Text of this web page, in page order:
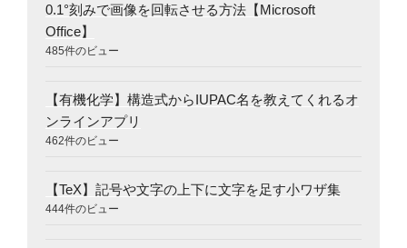
0.1°刻みで画像を回転させる方法【Microsoft
Office】
485件のビュー
【有機化学】構造式からIUPAC名を教えてくれるオ
ンラインアプリ
462件のビュー
【TeX】記号や文字の上下に文字を足す小ワザ集
444件のビュー